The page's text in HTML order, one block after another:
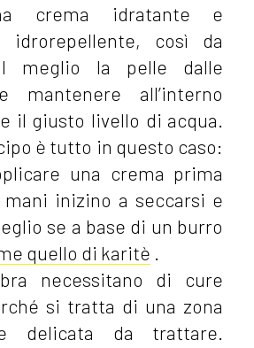
crema idratante e
idrorepellente, così da
meglio la pelle dalle
mantenere all’interno
il giusto livello di acqua.
è tutto in questo caso:
una crema prima
inizino a seccarsi e
se a base di un burro
quello di karitè .
necessitano di cure
si tratta di una zona
delicata da trattare.